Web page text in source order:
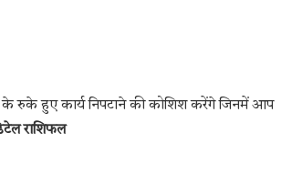
रुके हुए कार्य निपटाने की कोशिश करेंगे जिनमें आप
राशिफल